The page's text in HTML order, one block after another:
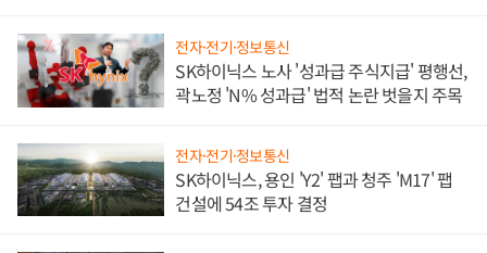
전자·전기·정보통신
SK하이닉스 노사 '성과급 주식지급' 평행선,
곽노정 'N% 성과급' 법적 논란 벗을지 주목
전자·전기·정보통신
SK하이닉스, 용인 'Y2' 팹과 청주 'M17' 팹
건설에 54조 투자 결정